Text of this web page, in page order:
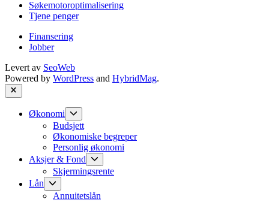
Søkemotoroptimalisering
Tjene penger
Finansering
Jobber
Levert av SeoWeb
Powered by WordPress and HybridMag.
Close
Økonomi
sub
menu
Budsjett
Økonomiske begreper
Personlig økonomi
Aksjer & Fond
sub
menu
Skjermingsrente
Lån
Show
sub
Annuitetslån